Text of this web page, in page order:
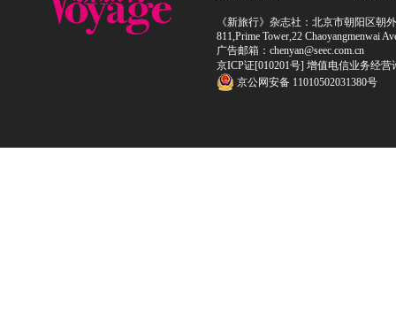
《新旅行》杂志社：北京市朝阳区朝
811,Prime Tower,22 Chaoyangmenwai
广告邮箱：chenyan@seec.com.cn
京ICP证[010201号] 增值电信业务经
京公网安备 11010502031380号